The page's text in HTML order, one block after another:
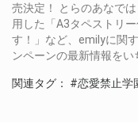
売決定！ とらのあなで
用した「A3タペストリ
す！」など、emilyに関
ンペーンの最新情報をい
関連タグ： #恋愛禁止学